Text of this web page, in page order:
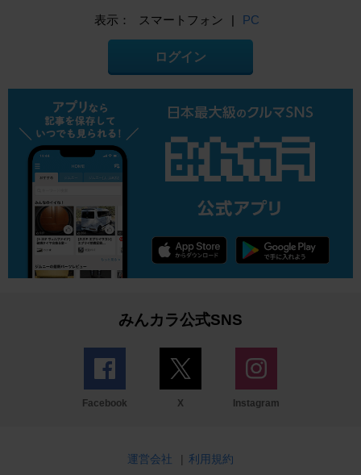
表示： スマートフォン | PC
ログイン
みんカラ公式SNS
Facebook X Instagram
運営会社 | 利用規約